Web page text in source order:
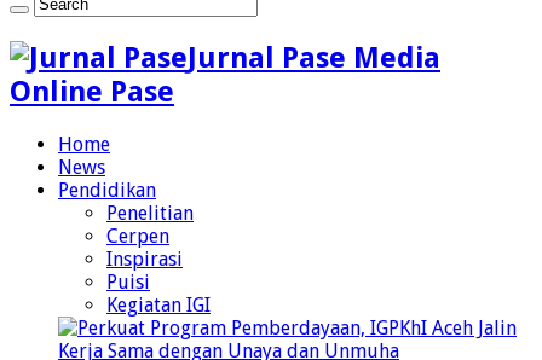
Jurnal Pase Media
Online Pase
Home
News
Pendidikan
Penelitian
Cerpen
Inspirasi
Puisi
Kegiatan IGI